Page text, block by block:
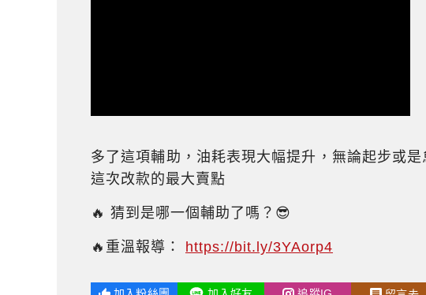
多了這項輔助，油耗表現大幅提升，無論起步或
這次改款的最大賣點
🔥 猜到是哪一個輔助了嗎？😎
🔥重溫報導： https://bit.ly/3YAorp4